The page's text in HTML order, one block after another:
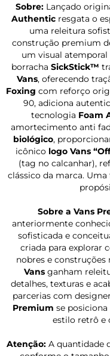
Sobre: Lançado
Authentic resgata o
uma releitura
construção premium
um visual
borracha SickStick™
Vans, oferecendo
Foxing com reforço
90, adiciona
tecnologia Foam
amortecimento anti
biológico,
icônico logo Vans
(tag no calcanhar),
clássico da marca.
Sobre a Vans
anteriormente
sofisticada e
criada para explorar
nobres e construções
Vans ganham
detalhes, texturas e
parcerias com
Premium se
estilo retrô e
Atenção: A quantidade